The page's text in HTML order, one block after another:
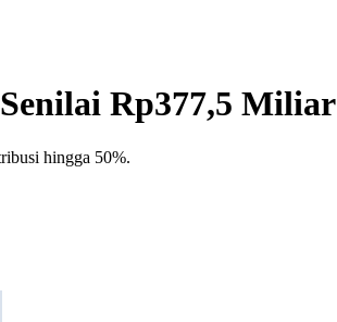
Rp377,5 Miliar
hingga 50%.